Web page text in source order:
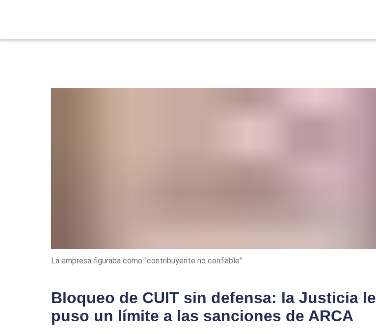
La empresa figuraba como "contribuyente no confiable"
Bloqueo de CUIT sin defensa: la Justicia le
puso un límite a las sanciones de ARCA